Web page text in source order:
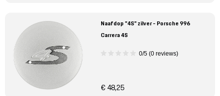
Naafdop "4S" zilver - Porsche 996
Carrera 4S
0/5 (0 reviews)
€ 48,25